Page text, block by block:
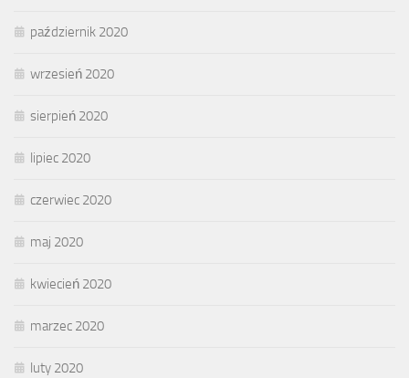
październik 2020
wrzesień 2020
sierpień 2020
lipiec 2020
czerwiec 2020
maj 2020
kwiecień 2020
marzec 2020
luty 2020